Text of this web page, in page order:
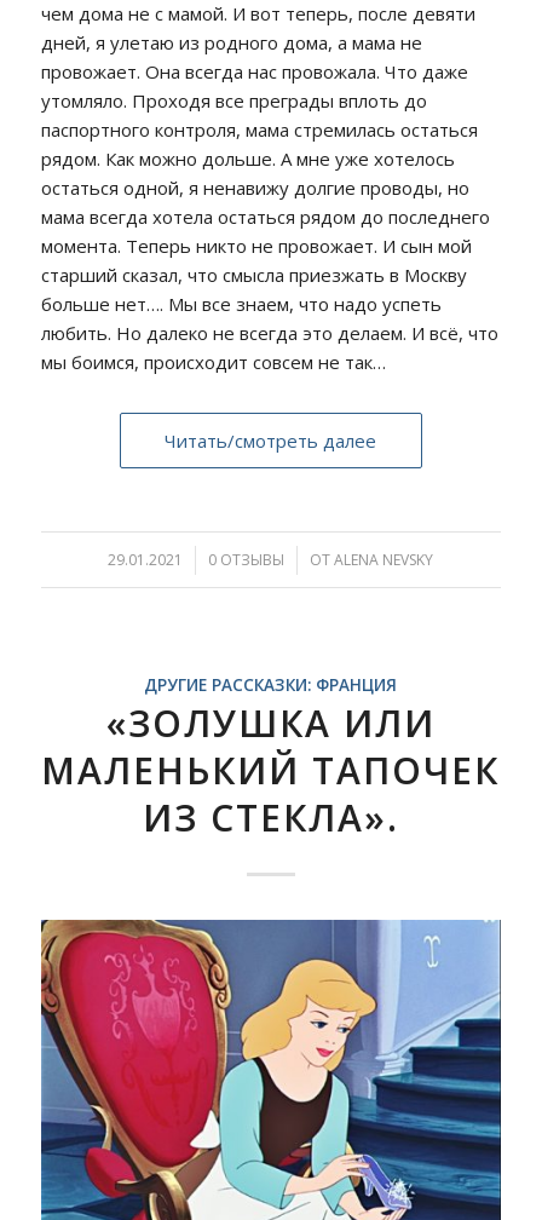
чем дома не с мамой. И вот теперь, после девяти
дней, я улетаю из родного дома, а мама не
провожает. Она всегда нас провожала. Что даже
утомляло. Проходя все преграды вплоть до
паспортного контроля, мама стремилась остаться
рядом. Как можно дольше. А мне уже хотелось
остаться одной, я ненавижу долгие проводы, но
мама всегда хотела остаться рядом до последнего
момента. Теперь никто не провожает. И сын мой
старший сказал, что смысла приезжать в Москву
больше нет…. Мы все знаем, что надо успеть
любить. Но далеко не всегда это делаем. И всё, что
мы боимся, происходит совсем не так…
Читать/смотреть далее
29.01.2021
/ 0 ОТЗЫВЫ
/ ОТALENA NEVSKY
ДРУГИЕ РАССКАЗКИ: ФРАНЦИЯ
«ЗОЛУШКА ИЛИ
МАЛЕНЬКИЙ ТАПОЧЕК
ИЗ СТЕКЛА».